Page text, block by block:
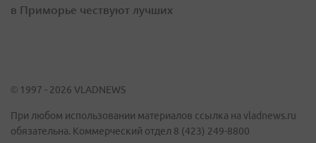
в Приморье чествуют лучших
© 1997 - 2026 VLADNEWS
При любом использовании материалов ссылка на vladnews.ru
обязательна. Коммерческий отдел 8 (423) 249-8800